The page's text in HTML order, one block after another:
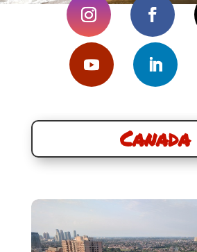
Canada